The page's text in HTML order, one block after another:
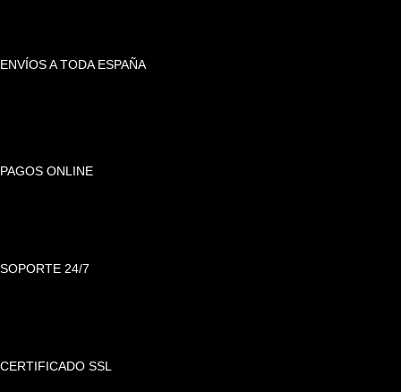
ENVÍOS A TODA ESPAÑA
PAGOS ONLINE
SOPORTE 24/7
CERTIFICADO SSL